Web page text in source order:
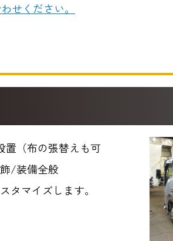
せください。
置（布の張替えも可
/装備全般
マイズします。